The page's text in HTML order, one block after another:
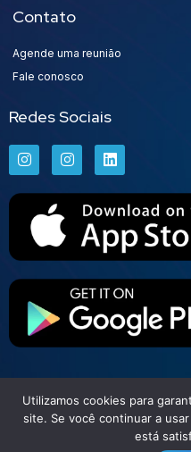
Contato
Agende uma reunião
Fale conosco
Redes Sociais
Set Free | Soluções Financeiras
Todos direitos
Utilizamos cookies para
site. Se você continuar a
está